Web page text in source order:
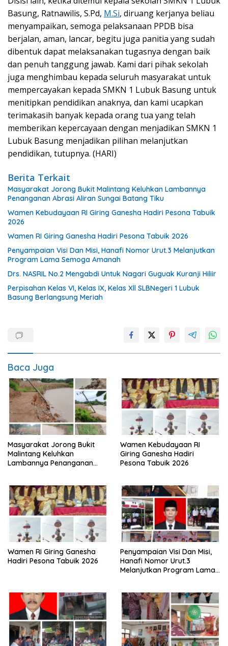
Basung, Ratnawilis, S.Pd, M.Si, diruang kerjanya beliau
menyampaikan, semoga pelaksanaan PPDB bisa
berjalan, aman, lancar, begitu juga panitia yang sudah
dibentuk dapat melaksanakan tugasnya dengan baik
dan penuh tanggung jawab. Kami dari pihak sekolah
juga menghimbau kepada seluruh masyarakat untuk
mempercayakan kepada SMKN 1 Lubuk Basung untuk
menitipkan pendidikan anaknya, dan kami ucapkan
terimakasih banyak kepada orang tua yang telah
memberikan kepercayaan dengan menjadikan SMKN 1
Lubuk Basung menjadikan pilihan melanjutkan
pendidikan, tutupnya. (HARI)
Berita Terkait
Masyarakat Jorong Bukit Malintang Keluhkan Lambannya
Penanganan Abrasi Aliran Sungai Batang Tiku
Wamen Kebudayaan RI Giring Ganesha Hadiri Pesona Tabuik
2026
Wamen RI Giring Ganesha Hadiri Pesona Tabuik 2026
Penyampaian Visi Dan Misi, Hanafi Nomor Urut.3 Melanjutkan
Program Lama Semoga Amanah
Drs. NASRIL No.2 Mengabdi Untuk Nagari Guguak Kuranji Hiliir
Perpisahan Kelas VI, Kelas IX, Kelas Xll SLBNegeri 1 Lubuk
Basung Berlangsung Meriah
Baca Juga
Masyarakat Jorong Bukit
Malintang Keluhkan
Lambannya Penanganan
Wamen Kebudayaan RI
Giring Ganesha Hadiri
Pesona Tabuik 2026
Wamen RI Giring Ganesha
Hadiri Pesona Tabuik 2026
Penyampaian Visi Dan Misi,
Hanafi Nomor Urut.3
Melanjutkan Program Lama